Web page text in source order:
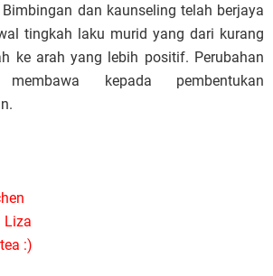
dan kaunseling telah berjaya
tingkah laku murid yang dari kurang
ke arah yang lebih positif. Perubahan
kepada pembentukan
Liza
:)